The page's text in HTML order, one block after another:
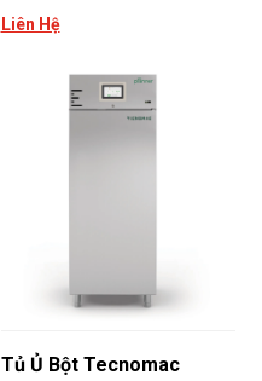
Liên Hệ
Tủ Ủ Bột Tecnomac